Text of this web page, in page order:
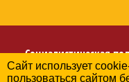
Социалистическая
Сайт использует
пользоваться сайтом